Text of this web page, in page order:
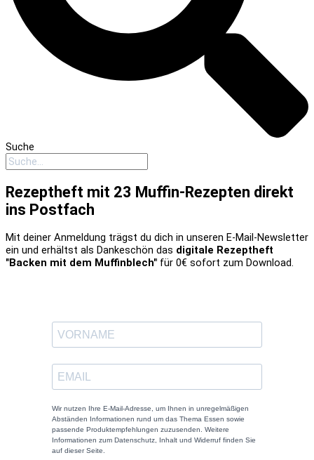
Suche
Rezeptheft mit 23 Muffin-Rezepten direkt
ins Postfach
Mit deiner Anmeldung trägst du dich in unseren E-Mail-Newsletter
ein und erhältst als Dankeschön das digitale Rezeptheft
"Backen mit dem Muffinblech" für 0€ sofort zum Download.
Wir nutzen Ihre E-Mail-Adresse, um Ihnen in unregelmäßigen
Abständen Informationen rund um das Thema Essen sowie
passende Produktempfehlungen zuzusenden. Weitere
Informationen zum Datenschutz, Inhalt und Widerruf finden Sie
auf dieser Seite.